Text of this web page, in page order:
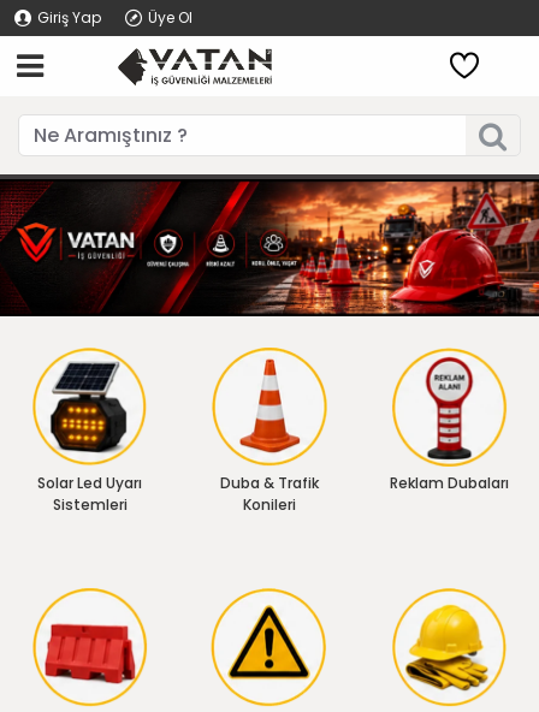
Giriş Yap Üye Ol
Solar Led Uyarı
Sistemleri
Duba & Trafik
Konileri
Reklam Dubaları